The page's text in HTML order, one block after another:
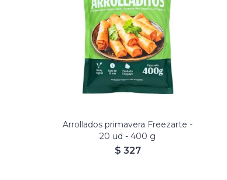
Arrollados primavera Freezarte -
20 ud - 400 g
$ 327